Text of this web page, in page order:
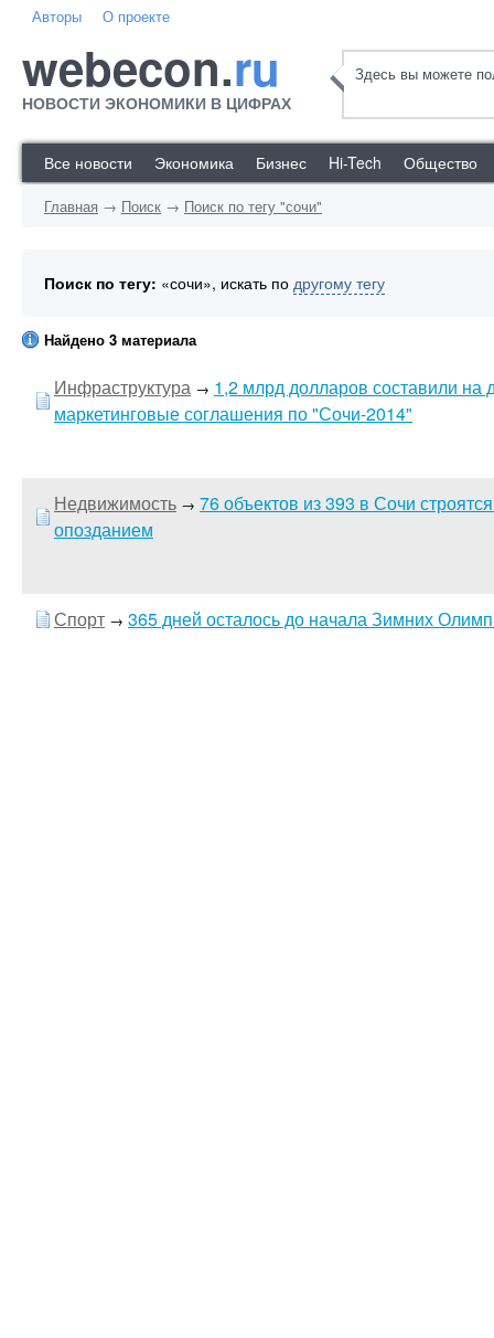
Авторы О проекте
webecon.ru
НОВОСТИ ЭКОНОМИКИ В ЦИФРАХ
Здесь вы можете
Все новости Экономика Бизнес Hi-Tech Общество
Главная → Поиск → Поиск по тегу "сочи"
Поиск по тегу: «сочи», искать по другому тегу
Найдено 3 материала
Инфраструктура → 1,2 млрд долларов составили на
маркетинговые соглашения по "Сочи-2014"
Недвижимость → 76 объектов из 393 в Сочи
опозданием
Спорт → 365 дней осталось до начала Зимних